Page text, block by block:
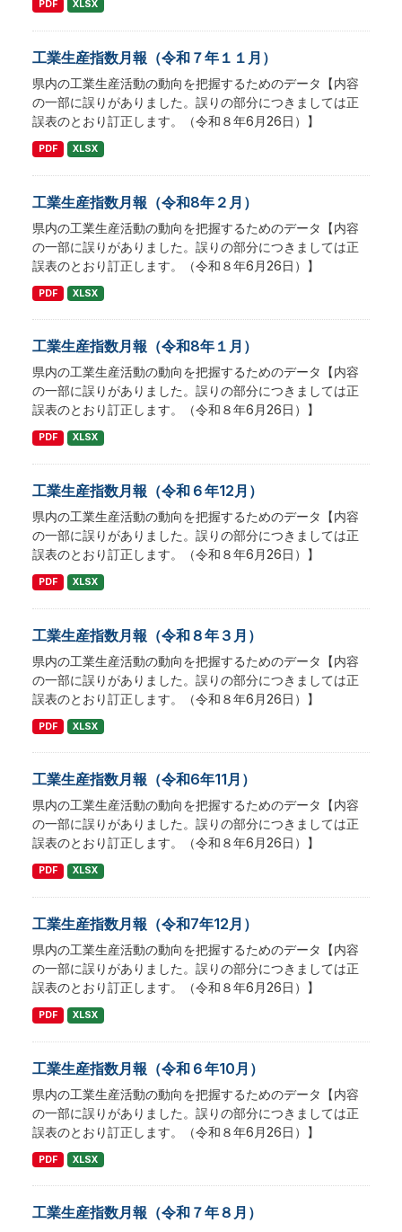
PDF XLSX
工業生産指数月報（令和７年１１月）
県内の工業生産活動の動向を把握するためのデータ【内容
の一部に誤りがありました。誤りの部分につきましては正
誤表のとおり訂正します。（令和８年6月26日）】
PDF XLSX
工業生産指数月報（令和8年２月）
県内の工業生産活動の動向を把握するためのデータ【内容
の一部に誤りがありました。誤りの部分につきましては正
誤表のとおり訂正します。（令和８年6月26日）】
PDF XLSX
工業生産指数月報（令和8年１月）
県内の工業生産活動の動向を把握するためのデータ【内容
の一部に誤りがありました。誤りの部分につきましては正
誤表のとおり訂正します。（令和８年6月26日）】
PDF XLSX
工業生産指数月報（令和６年12月）
県内の工業生産活動の動向を把握するためのデータ【内容
の一部に誤りがありました。誤りの部分につきましては正
誤表のとおり訂正します。（令和８年6月26日）】
PDF XLSX
工業生産指数月報（令和８年３月）
県内の工業生産活動の動向を把握するためのデータ【内容
の一部に誤りがありました。誤りの部分につきましては正
誤表のとおり訂正します。（令和８年6月26日）】
PDF XLSX
工業生産指数月報（令和6年11月）
県内の工業生産活動の動向を把握するためのデータ【内容
の一部に誤りがありました。誤りの部分につきましては正
誤表のとおり訂正します。（令和８年6月26日）】
PDF XLSX
工業生産指数月報（令和7年12月）
県内の工業生産活動の動向を把握するためのデータ【内容
の一部に誤りがありました。誤りの部分につきましては正
誤表のとおり訂正します。（令和８年6月26日）】
PDF XLSX
工業生産指数月報（令和６年10月）
県内の工業生産活動の動向を把握するためのデータ【内容
の一部に誤りがありました。誤りの部分につきましては正
誤表のとおり訂正します。（令和８年6月26日）】
PDF XLSX
工業生産指数月報（令和７年８月）